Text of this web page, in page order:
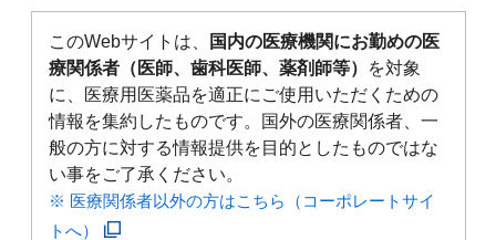
このWebサイトは、
国内の医療機関にお勤めの医
療関係者（医師、歯科医師、薬剤師等）
を対象
に、医療用医薬品を適正にご使用いただくための
情報を集約したものです。国外の医療関係者、一
般の方に対する情報提供を目的としたものではな
い事をご了承ください。
※ 医療関係者以外の方はこちら（コーポレートサイ
トへ）